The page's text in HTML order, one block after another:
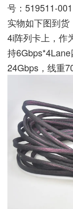
号：519511-
实物如下图到
4i阵列卡上，作
持
24Gbps，线重